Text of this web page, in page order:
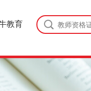
教育